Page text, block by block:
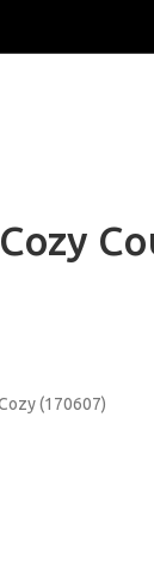
(170607)